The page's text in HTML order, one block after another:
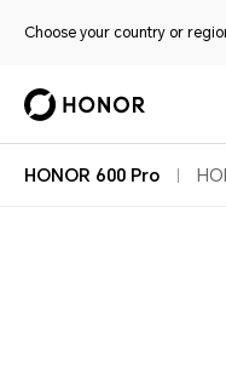
Choose your country or
HONOR 600 Pro